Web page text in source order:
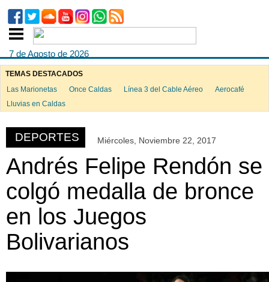
7 de Agosto de 2026
TEMAS DESTACADOS
Las Marionetas
Once Caldas Línea 3 del Cable Aéreo
Aerocafé
Lluvias en Caldas
DEPORTES Miércoles, Noviembre 22, 2017
Andrés Felipe Rendón se
colgó medalla de bronce
en los Juegos
Bolivarianos